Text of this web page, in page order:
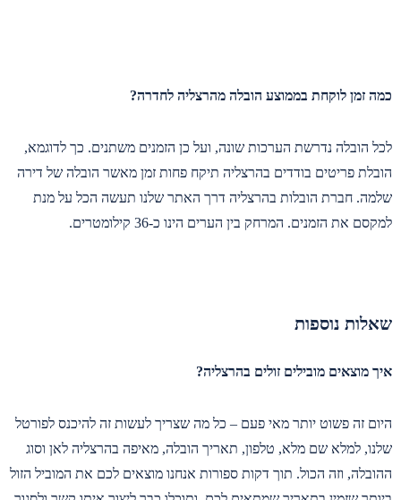
כמה זמן לוקחת בממוצע הובלה מהרצליה לחדרה?
לכל הובלה נדרשת הערכות שונה, ועל כן הזמנים משתנים. כך לדוגמא,
הובלת פריטים בודדים בהרצליה תיקח פחות זמן מאשר הובלה של דירה
שלמה. חברת הובלות בהרצליה דרך האתר שלנו תעשה הכל על מנת
למקסם את הזמנים. המרחק בין הערים הינו כ-36 קילומטרים.
שאלות נוספות
איך מוצאים מובילים זולים בהרצליה?
היום זה פשוט יותר מאי פעם – כל מה שצריך לעשות זה להיכנס לפורטל
שלנו, למלא שם מלא, טלפון, תאריך הובלה, מאיפה בהרצליה לאן וסוג
ההובלה, וזה הכול. תוך דקות ספורות אנחנו מוצאים לכם את המוביל הזול